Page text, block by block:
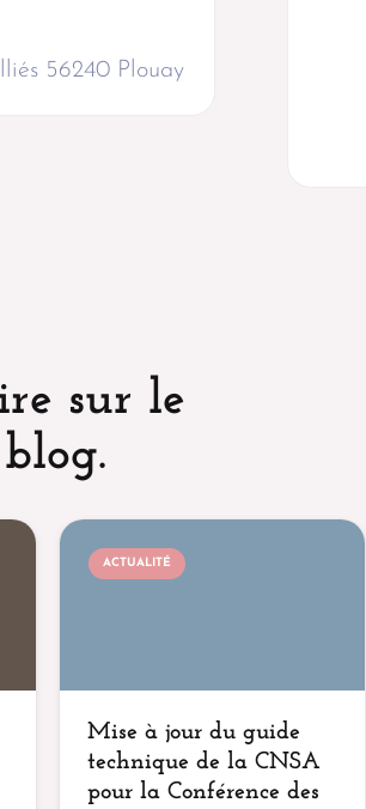
56240 Plouay
sur le
blog.
ACTUALITÉ
Mise à jour du guide
technique de la CNSA
pour la Conférence des